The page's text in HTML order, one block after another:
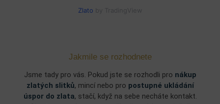
Zlato by TradingView
Jakmile se rozhodnete
Jsme tady pro vás. Pokud jste se rozhodli pro nákup
zlatých slitků, mincí nebo pro postupné ukládání
úspor do zlata, stačí, když na sebe necháte kontakt.